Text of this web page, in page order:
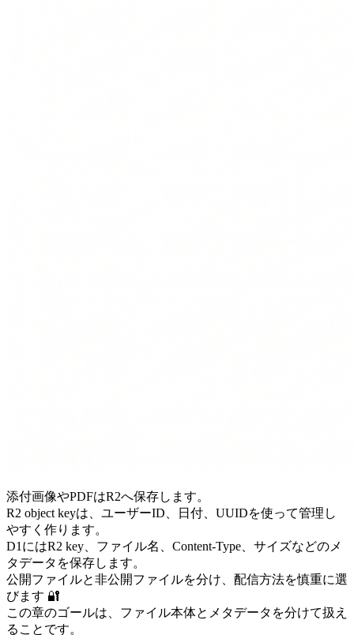
添付画像やPDFはR2へ保存します。
R2 object keyは、ユーザーID、日付、UUIDを使って管理し
やすく作ります。
D1にはR2 key、ファイル名、Content-Type、サイズなどのメ
タデータを保存します。
公開ファイルと非公開ファイルを分け、配信方法を慎重に選
びます 🔐
この章のゴールは、ファイル本体とメタデータを分けて扱え
ることです。